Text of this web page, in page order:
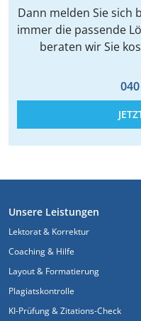
Dann melden Sie sich
immer die passende
beraten wir Sie
FUSSZEILE
Unsere Leistungen
Lektorat & Korrektur
Coaching & Hilfe
Layout & Formatierung
Plagiatskontrolle
KI-Prüfung & Zitations-Check